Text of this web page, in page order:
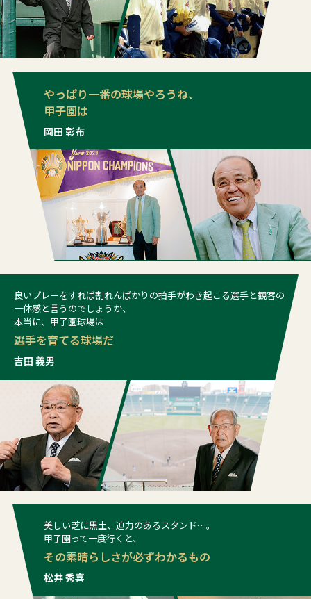
やっぱり一番の球場やろうね、
甲子園は
岡田 彰布
良いプレーをすれば割れんばかりの拍手がわき起こる選手と観客の
一体感と言うのでしょうか、
本当に、甲子園球場は
選手を育てる球場だ
吉田 義男
美しい芝に黒土、迫力のあるスタンド…。
甲子園って一度行くと、
その素晴らしさが必ずわかるもの
松井 秀喜